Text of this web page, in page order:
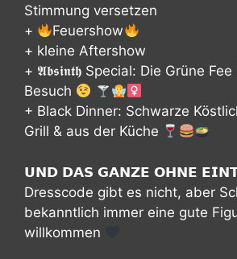
Stimmung versetzen
+
Feuershow
+ kleine Aftershow
+ 𝕬𝖇𝖘𝖎𝖓𝖙𝖍 Special: Die Grüne
Besuch
+ Black Dinner: Schwarze
Grill & aus der Küche
𝗨𝗡𝗗 𝗗𝗔𝗦 𝗚𝗔𝗡𝗭𝗘 𝗢𝗛𝗡𝗘
Dresscode gibt es nicht, aber
bekanntlich immer eine gute
willkommen